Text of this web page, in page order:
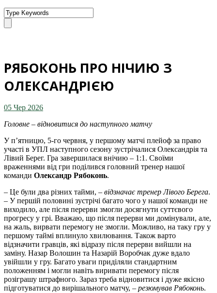
РЯБОКОНЬ ПРО НІЧИЮ З
ОЛЕКСАНДРІЄЮ
05 Чер 2026
Головне – відновитися до наступного матчу
У п’ятницю, 5-го червня, у першому матчі плейоф за право
участі в УПЛ наступного сезону зустрічалися Олександрія та
Лівий Берег. Гра завершилася внічию – 1:1. Своїми
враженнями від гри поділився головний тренер нашої
команди Олександр Рябоконь.
– Це були два різних тайми, – відзначає тренер Лівого Берега.
– У першій половині зустрічі багато чого у нашої команди не
виходило, але після перерви змогли досягнути суттєвого
прогресу у грі. Вважаю, що після перерви ми домінували, але,
на жаль, вирвати перемогу не змогли. Можливо, на таку гру у
першому таймі вплинуло хвилювання. Також варто
відзначити гравців, які відразу після перерви вийшли на
заміну. Назар Волошин та Назарій Воробчак дуже вдало
увійшли у гру. Багато уваги приділяли стандартним
положенням і могли навіть виривати перемогу після
розіграшу штрафного. Зараз треба відновитися і дуже якісно
підготуватися до вирішального матчу, – резюмував Рябоконь.